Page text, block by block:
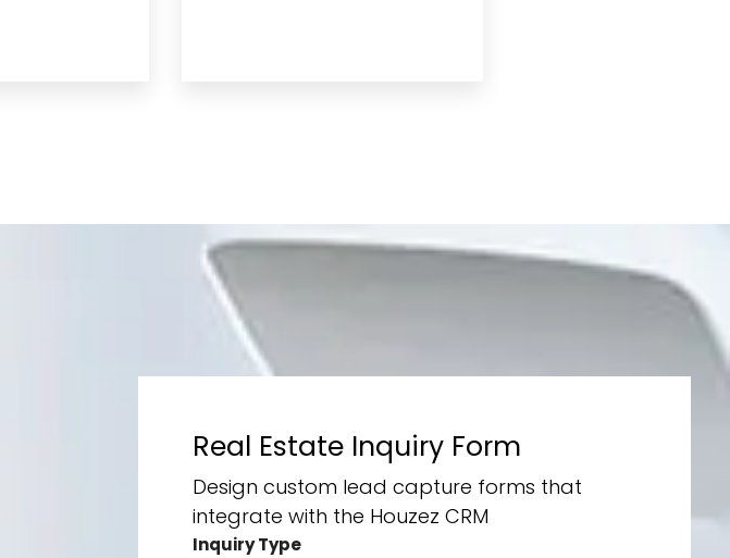
Real Estate Inquiry Form
Design custom lead capture forms that
integrate with the Houzez CRM
Inquiry Type